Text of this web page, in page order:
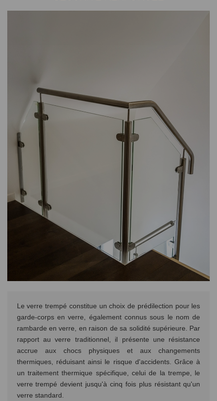
Le verre trempé constitue un choix de prédilection pour les
garde-corps en verre, également connus sous le nom de
rambarde en verre, en raison de sa solidité supérieure. Par
rapport au verre traditionnel, il présente une résistance
accrue aux chocs physiques et aux changements
thermiques, réduisant ainsi le risque d'accidents. Grâce à
un traitement thermique spécifique, celui de la trempe, le
verre trempé devient jusqu'à cinq fois plus résistant qu'un
verre standard.